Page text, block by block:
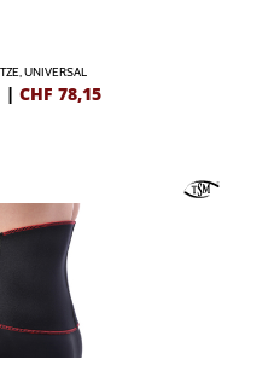
UNIVERSAL
| CHF 78,15